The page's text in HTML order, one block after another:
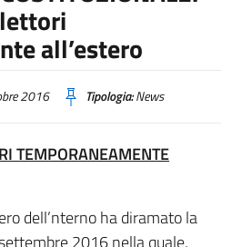
all’estero
2016 Tipologia:News
TEMPORANEAMENTE
dell’nterno ha diramato la
2016 nella quale,